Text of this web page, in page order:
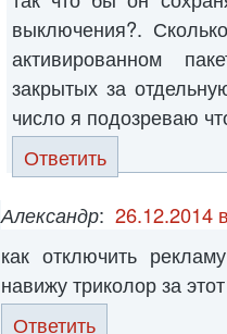
выключения?.
активированном
закрытых за
число я подозреваю
Ответить
Александр: 26.12.2014
как отключить
навижу триколор за
Ответить